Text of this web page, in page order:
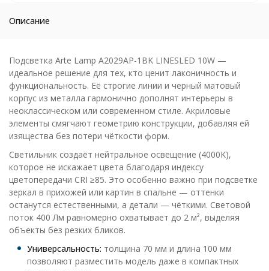
Описание
Подсветка Arte Lamp A2029AP-1BK LINESLED 10W —
идеальное решение для тех, кто ценит лаконичность и
функциональность. Её строгие линии и черный матовый
корпус из металла гармонично дополнят интерьеры в
неоклассическом или современном стиле. Акриловые
элементы смягчают геометрию конструкции, добавляя ей
изящества без потери чёткости форм.
Светильник создаёт нейтральное освещение (4000K),
которое не искажает цвета благодаря индексу
цветопередачи CRI ≥85. Это особенно важно при подсветке
зеркал в прихожей или картин в спальне — оттенки
останутся естественными, а детали — чёткими. Световой
поток 400 Лм равномерно охватывает до 2 м², выделяя
объекты без резких бликов.
Универсальность: толщина 70 мм и длина 100 мм
позволяют разместить модель даже в компактных